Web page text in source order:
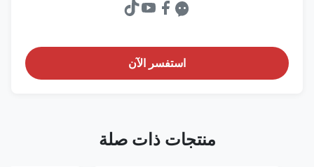
استفسر الآن
منتجات ذات صلة